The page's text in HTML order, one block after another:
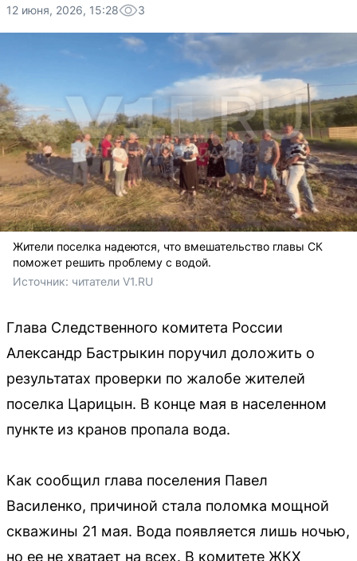
12 июня, 2026, 15:28 3
Жители поселка надеются, что вмешательство главы СК
поможет решить проблему с водой.
Источник: читатели V1.RU
Глава Следственного комитета России
Александр Бастрыкин поручил доложить о
результатах проверки по жалобе жителей
поселка Царицын. В конце мая в населенном
пункте из кранов пропала вода.
Как сообщил глава поселения Павел
Василенко, причиной стала поломка мощной
скважины 21 мая. Вода появляется лишь ночью,
но ее не хватает на всех. В комитете ЖКХ